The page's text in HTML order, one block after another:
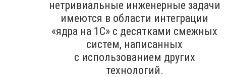
нетривиальные инженерные задачи
имеются в области интеграции
«ядра на 1С» с десятками смежных
систем, написанных
с использованием других
технологий.